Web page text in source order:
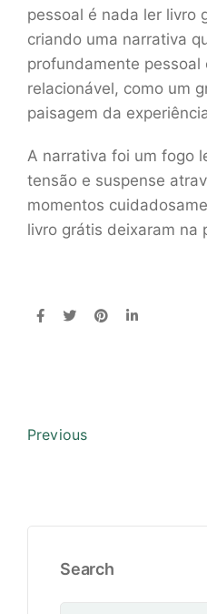
pessoal é nada ler livro
criando uma narrativa
profundamente pessoal
relacionável, como um
paisagem da
A narrativa foi um fogo
tensão e suspense
momentos
livro grátis deixaram na
Previous
Search